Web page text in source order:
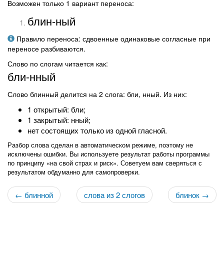
Возможен только 1 вариант переноса:
блин-ный
Правило переноса: сдвоенные одинаковые согласные при
переносе разбиваются.
Слово по слогам читается как:
бли-нный
Слово блинный делится на 2 слога: бли, нный. Из них:
1 открытый: бли;
1 закрытый: нный;
нет состоящих только из одной гласной.
Разбор слова сделан в автоматическом режиме, поэтому не
исключены ошибки. Вы используете результат работы программы
по принципу «на свой страх и риск». Советуем вам сверяться с
результатом обдуманно для самопроверки.
← блинной блинок →
слова из 2 слогов